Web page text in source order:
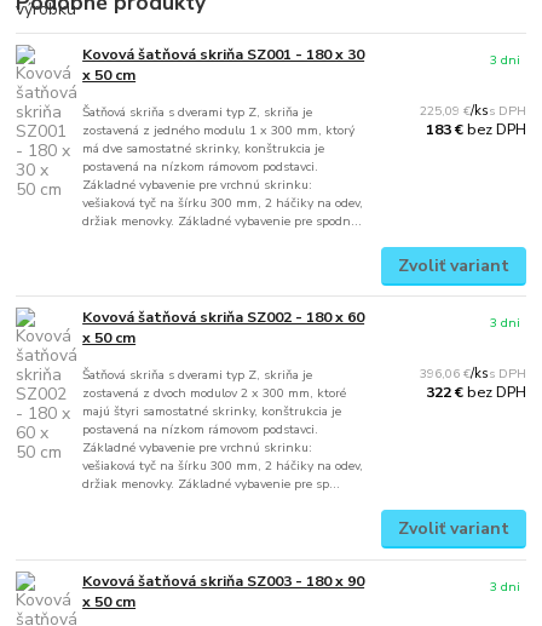
Kovová šatňová skriňa SZ001 - 180 x 30
x 50 cm
Šatňová skriňa s dverami typ Z, skriňa je
zostavená z jedného modulu 1 x 300 mm, ktorý
má dve samostatné skrinky, konštrukcia je
postavená na nízkom rámovom podstavci.
Základné vybavenie pre vrchnú skrinku:
vešiaková tyč na šírku 300 mm, 2 háčiky na odev,
držiak menovky. Základné vybavenie pre spodn...
225,09 €/ks
183 €bez DPH
3 dni
Zvoliť variant
Kovová šatňová skriňa SZ002 - 180 x 60
x 50 cm
Šatňová skriňa s dverami typ Z, skriňa je
zostavená z dvoch modulov 2 x 300 mm, ktoré
majú štyri samostatné skrinky, konštrukcia je
postavená na nízkom rámovom podstavci.
Základné vybavenie pre vrchnú skrinku:
vešiaková tyč na šírku 300 mm, 2 háčiky na odev,
držiak menovky. Základné vybavenie pre sp...
396,06 €/ks
322 €bez DPH
3 dni
Zvoliť variant
Kovová šatňová skriňa SZ003 - 180 x 90
x 50 cm
3 dni